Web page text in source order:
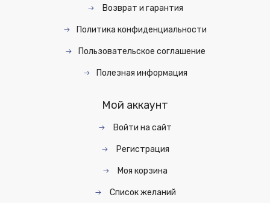
Возврат и гарантия
Политика конфиденциальности
Пользовательское соглашение
Полезная информация
Мой аккаунт
Войти на сайт
Регистрация
Моя корзина
Список желаний